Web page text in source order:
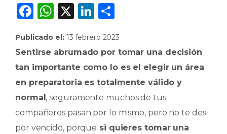
F
c
e
b
o
o
k
W
a
ts
A
p
p
X
Li
k
e
dI
n
m
p
ar
ti
r
Publicado el: 13 febrero 2023
Sentirse abrumado por tomar una decisión
tan importante como lo es el elegir un área
en preparatoria es totalmente válido y
normal, seguramente muchos de tus
compañeros pasan por lo mismo, pero no te des
por vencido, porque si quieres tomar una